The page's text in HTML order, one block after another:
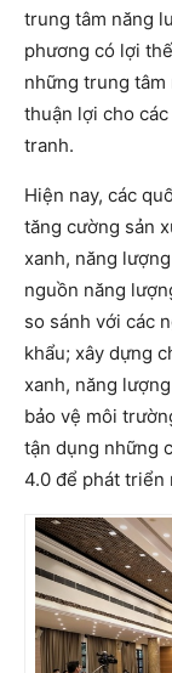
trung tâm năng
phương có lợi
những trung
thuận lợi cho
tranh.
Hiện nay, các
tăng cường sản
xanh, năng
nguồn năng
so sánh với các
khẩu; xây dựng
xanh, năng
bảo vệ môi
tận dụng những
4.0 để phát triển